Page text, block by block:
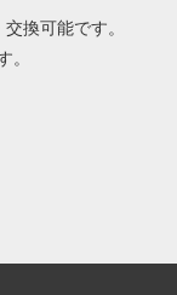
換可能です。
。